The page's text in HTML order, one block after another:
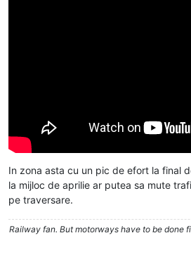
In zona asta cu un pic de efort la final
la mijloc de aprilie ar putea sa mute
pe traversare.
Railway fan. But motorways have to be done